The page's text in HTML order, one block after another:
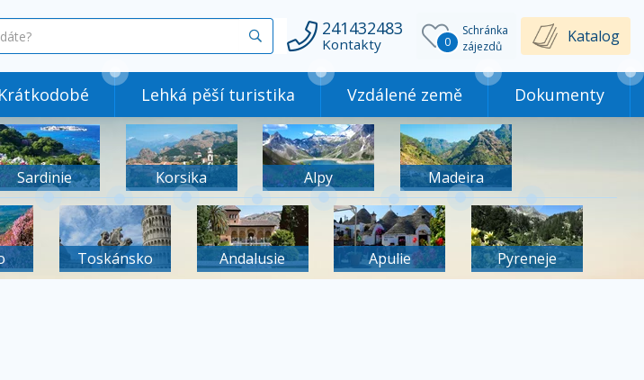
Vyhledat 241432483
Kontakty
Schránka
zájezdů
0 Katalog
Krátkodobé Lehká pěší turistika Vzdálené země Dokumenty
Sardinie Korsika Alpy Madeira
Toskánsko Andalusie Apulie Pyreneje